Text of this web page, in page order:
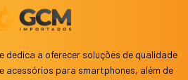
dedica a oferecer soluções de qualidade
acessórios para smartphones, além de